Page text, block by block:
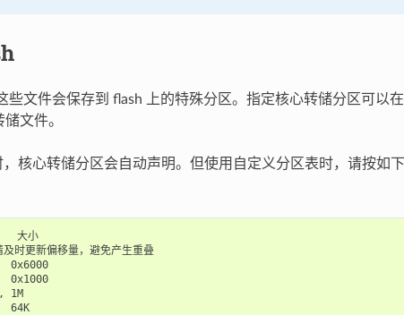
些文件会保存到 flash 上的特殊分区。指定核心转储分区可以在
文件。
核心转储分区会自动声明。但使用自定义分区表时，请按如下
大小
时更新偏移量，避免产生重叠
1M
coredump, data, coredump,,        64K